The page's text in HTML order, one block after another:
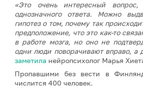
«Это очень интересный
однозначного ответа. Можно
гипотез о том, почему так
предположение, что это как-то
в работе мозга, но оно не
одни люди поворачивают вправо, а
заметила нейропсихолог Марья
Пропавшими без вести в
числится 400 человек.